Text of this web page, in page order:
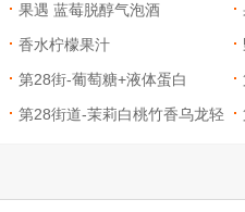
果遇 蓝莓脱醇气泡酒
香水柠檬果汁
第28街-葡萄糖+液体蛋白
第28街道-茉莉白桃竹香乌龙轻